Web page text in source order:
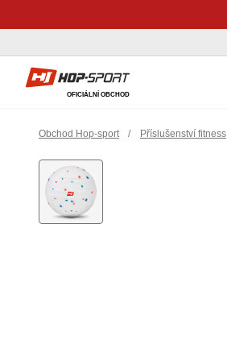
Hop-Sport.cz
OFICIÁLNÍ OBCHOD
Obchod Hop-sport / Příslušenství fitness